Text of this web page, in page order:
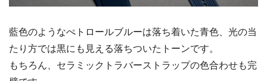
藍色のようなぺトロールブルーは落ち着いた青色、光の当
たり方では黒にも見える落ちついたトーンです。
もちろん、セラミックトラバーストラップの色合わせも完